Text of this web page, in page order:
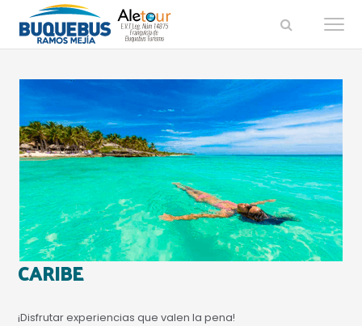
Saltar
la
principal
Saltar
contenido
Buquebus
Ramos
CARIBE
¡Disfrutar experiencias que valen la pena!